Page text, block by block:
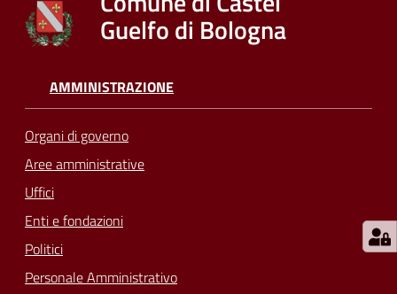
su
Guelfo di Bologna
AMMINISTRAZIONE
Organi di governo
Aree amministrative
Uffici
Enti e fondazioni
Politici
Personale Amministrativo